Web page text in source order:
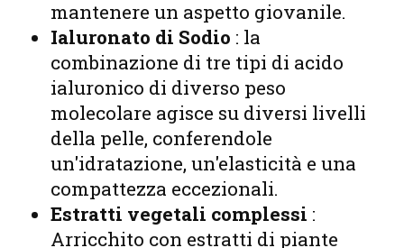
mantenere un aspetto giovanile.
Ialuronato di Sodio : la
combinazione di tre tipi di acido
ialuronico di diverso peso
molecolare agisce su diversi livelli
della pelle, conferendole
un'idratazione, un'elasticità e una
compattezza eccezionali.
Estratti vegetali complessi :
Arricchito con estratti di piante